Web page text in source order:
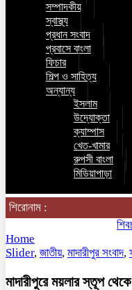
সম্পাদকীয়
স্বাস্থ্য
প্রধান সংবাদ
প্রবাসে বাংলা
ফিচার
শিল্প ও সাহিত্য
অন্যান্য
ইসলাম
উদ্যোক্তা
ক্যাম্পাস
খেত-খামার
রুপসী বাংলা
মিডিয়াপাড়া
শিরোনাম :
শিবচরে
Home
Slider, জাতীয়, মাদারীপুর সংবাদ,
মাদারীপুরে ময়লার স্তূপ